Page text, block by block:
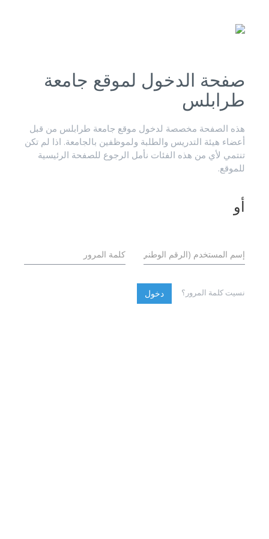
صفحة الدخول لموقع جامعة
طرابلس
هذه الصفحة مخصصة لدخول موقع جامعة طرابلس من قبل
أعضاء هيئة التدريس والطلبة ولموظفين بالجامعة. اذا لم تكن
تنتمي لأي من هذه الفئات نأمل الرجوع للصفحة الرئيسية
للموقع.
أو
نسيت كلمة المرور؟ دخول